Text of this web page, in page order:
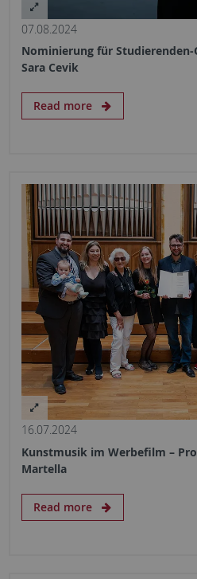
07.08.2024
Nominierung für Studierenden-
Sara Cevik
Read more
16.07.2024
Kunstmusik im Werbefilm –
Martella
Read more